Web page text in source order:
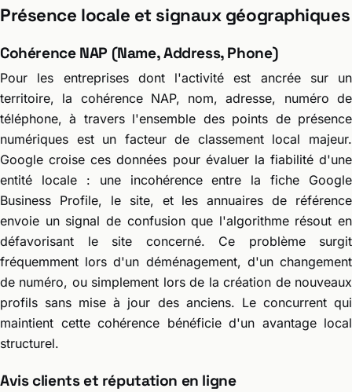
Présence locale et signaux géographiques
Cohérence NAP (Name, Address, Phone)
Pour les entreprises dont l'activité est ancrée sur un
territoire, la cohérence NAP, nom, adresse, numéro de
téléphone, à travers l'ensemble des points de présence
numériques est un facteur de classement local majeur.
Google croise ces données pour évaluer la fiabilité d'une
entité locale : une incohérence entre la fiche Google
Business Profile, le site, et les annuaires de référence
envoie un signal de confusion que l'algorithme résout en
défavorisant le site concerné. Ce problème surgit
fréquemment lors d'un déménagement, d'un changement
de numéro, ou simplement lors de la création de nouveaux
profils sans mise à jour des anciens. Le concurrent qui
maintient cette cohérence bénéficie d'un avantage local
structurel.
Avis clients et réputation en ligne